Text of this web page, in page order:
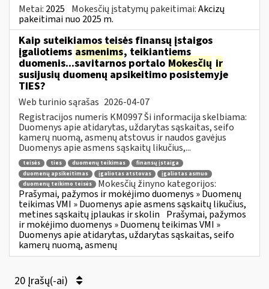
Metai: 2025 Mokesčių įstatymų pakeitimai:Akcizų
pakeitimai nuo 2025 m.
Kaip suteikiamos teisės finansų įstaigos
įgaliotiems asmenims, teikiantiems
duomenis...savitarnos portalo Mokesčių ir
susijusių duomenų apsikeitimo posistemyje
TIES?
Web turinio sąrašas 2026-04-07
Registracijos numeris KM0997 Ši informacija skelbiama:
Duomenys apie atidarytas, uždarytas sąskaitas, seifo
kamerų nuomą, asmenų atstovus ir naudos gavėjus
Duomenys apie asmens sąskaitų likučius,...
teisės ties duomenų teikimas
finansų įstaiga
duomenų apsikeitimas
įgaliotas atstovas
įgaliotas asmuo
duomenų teikimo teisės
Mokesčių žinyno kategorijos:
Prašymai, pažymos ir mokėjimo duomenys » Duomenų
teikimas VMI » Duomenys apie asmens sąskaitų likučius,
metines sąskaitų įplaukas ir skolin Prašymai, pažymos
ir mokėjimo duomenys » Duomenų teikimas VMI »
Duomenys apie atidarytas, uždarytas sąskaitas, seifo
kamerų nuomą, asmenų
20 Įrašų(-ai)